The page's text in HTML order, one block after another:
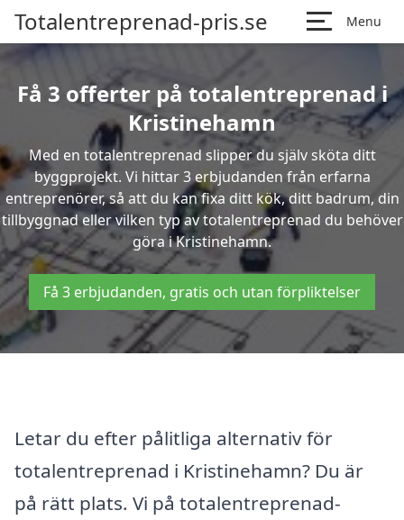
Totalentreprenad-pris.se Menu
Få 3 offerter på totalentreprenad i
Kristinehamn
Med en totalentreprenad slipper du själv sköta ditt
byggprojekt. Vi hittar 3 erbjudanden från erfarna
entreprenörer, så att du kan fixa ditt kök, ditt badrum, din
tillbyggnad eller vilken typ av totalentreprenad du behöver
göra i Kristinehamn.
Få 3 erbjudanden, gratis och utan förpliktelser
Letar du efter pålitliga alternativ för
totalentreprenad i Kristinehamn? Du är
på rätt plats. Vi på totalentreprenad-